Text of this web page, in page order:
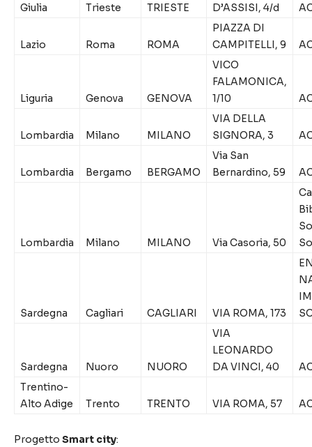
Giulia Trieste TRIESTE D’ASSISI, 4/d
Lazio Roma ROMA
PIAZZA DI
CAMPITELLI, 9
Liguria Genova GENOVA
VICO
FALAMONICA,
1/10
Lombardia Milano MILANO
VIA DELLA
SIGNORA, 3
Lombardia Bergamo BERGAMO
Via San
Bernardino, 59
Lombardia Milano MILANO Via Casoria, 50
Sardegna Cagliari CAGLIARI VIA ROMA, 173
Sardegna Nuoro NUORO
VIA
LEONARDO
DA VINCI, 40
Trentino-
Alto Adige
Trento TRENTO VIA ROMA, 57
Progetto Smart city: